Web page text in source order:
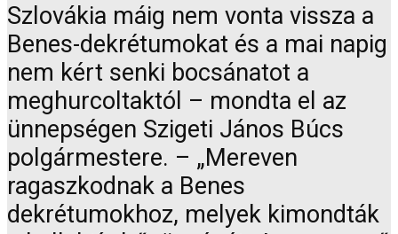
Szlovákia máig nem vonta vissza a
Benes-dekrétumokat és a mai napig
nem kért senki bocsánatot a
meghurcoltaktól – mondta el az
ünnepségen Szigeti János Búcs
polgármestere. – „Mereven
ragaszkodnak a Benes
dekrétumokhoz, melyek kimondták